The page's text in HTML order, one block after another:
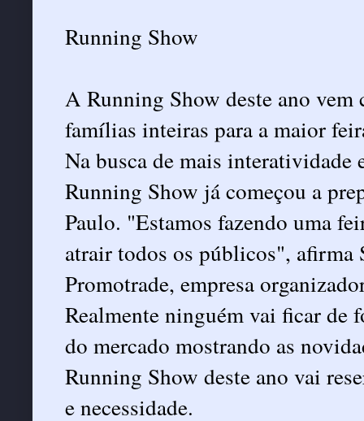
Running Show
A Running Show deste ano
famílias inteiras para a maior
Na busca de mais
Running Show já começou a
Paulo. "Estamos fazendo uma
atrair todos os públicos",
Promotrade, empresa
Realmente ninguém vai ficar de
do mercado mostrando as
Running Show deste ano vai
e necessidade.